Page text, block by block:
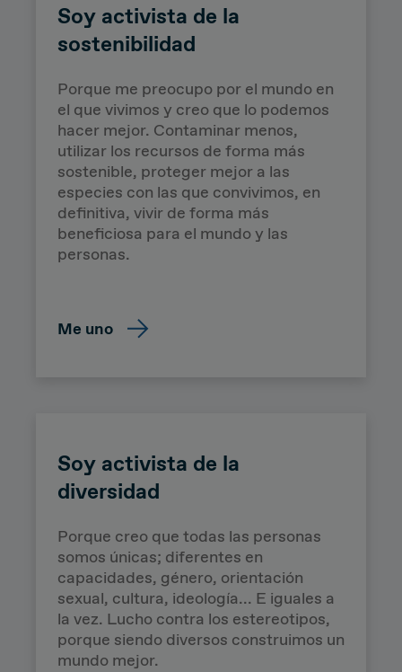
Soy activista de la
sostenibilidad
Porque me preocupo por el mundo en
el que vivimos y creo que lo podemos
hacer mejor. Contaminar menos,
utilizar los recursos de forma más
sostenible, proteger mejor a las
especies con las que convivimos, en
definitiva, vivir de forma más
beneficiosa para el mundo y las
personas.
Ripple Africa
Me uno
Soy activista de la
diversidad
Porque creo que todas las personas
somos únicas; diferentes en
capacidades, género, orientación
sexual, cultura, ideología... E iguales a
la vez. Lucho contra los estereotipos,
porque siendo diversos construimos un
mundo mejor.
Wisibilízalas